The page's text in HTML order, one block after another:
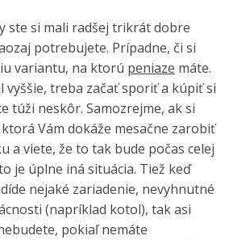
ste si mali radšej trikrát dobre
potrebujete. Prípadne, či si
variantu, na ktorú peniaze máte.
vyššie, treba začať sporiť a kúpiť si
túži neskôr. Samozrejme, ak si
Vám dokáže mesačne zarobiť
a viete, že to tak bude počas celej
je úplne iná situácia. Tiež keď
nejaké zariadenie, nevyhnutné
(napríklad kotol), tak asi
pokiaľ nemáte